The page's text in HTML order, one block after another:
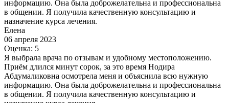
информацию. Она была доброжелательна и профессиональна
в общении. Я получила качественную консультацию и
назначение курса лечения.
Елена
06 апреля 2023
Оценка: 5
Я выбрала врача по отзывам и удобному местоположению.
Приём длился минут сорок, за это время Нодира
Абдумаликовна осмотрела меня и объяснила всю нужную
информацию. Она была доброжелательна и профессиональна
в общении. Я получила качественную консультацию и